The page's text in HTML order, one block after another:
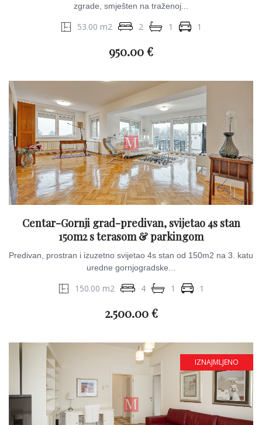
zgrade, smješten na traženoj...
53.00 m2 2 1 1
950.00 €
Centar-Gornji grad-predivan, svijetao 4s stan
150m2 s terasom & parkingom
Predivan, prostran i izuzetno svijetao 4s stan od 150m2 na 3. katu
uredne gornjogradske...
150.00 m2 4 1 1
2.500.00 €
IZNAJMLJENO